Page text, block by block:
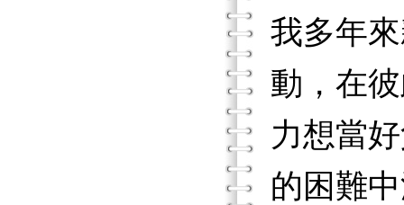
我多年
動，在
力想當
的困難